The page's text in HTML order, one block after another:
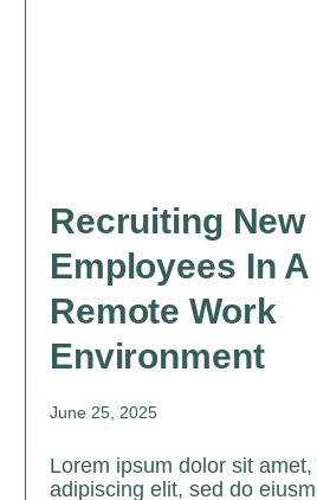
Recruiting New
Employees In A
Remote Work
Environment
June 25, 2025
Lorem ipsum dolor sit
adipiscing elit, sed do